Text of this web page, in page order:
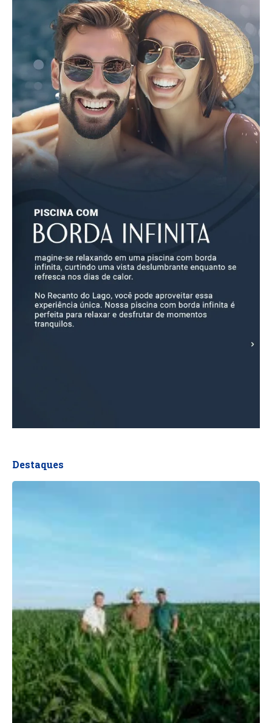
Destaques